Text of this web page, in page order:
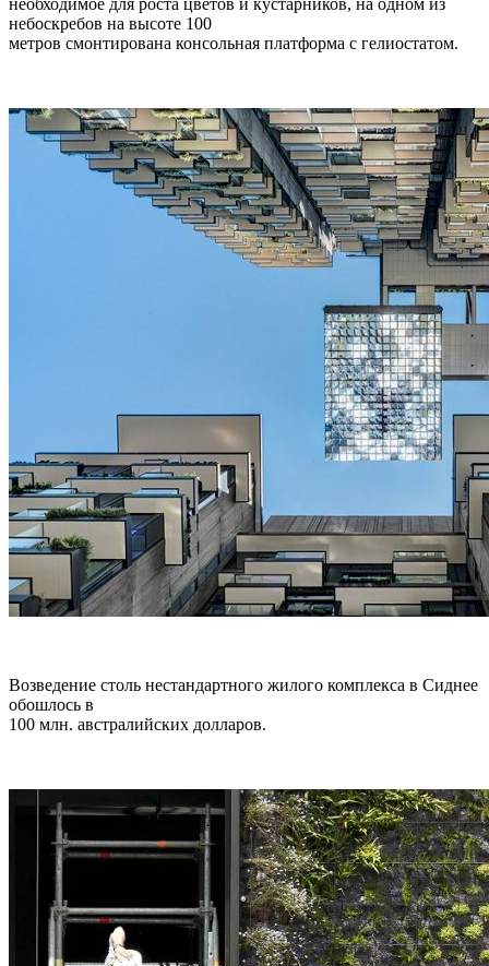
необходимое для роста цветов и кустарников, на одном из
небоскребов на высоте 100
метров смонтирована консольная платформа с гелиостатом.
Возведение столь нестандартного жилого комплекса в Сиднее
обошлось в
100 млн. австралийских долларов.